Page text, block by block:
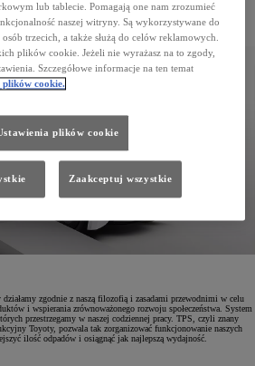
Toyota dąży do podniesienia jakości i dostępności
nowe możliwości dla wszystkich ludzi i wspierać zrównoważone
zgodnie z naszą filozofią i zasadami przewodnimi w celu
i wspierania zrównoważonego rozwoju społeczeństwa. System
przestrzegamy w naszej codziennej pracy. TPS, czyli znany
Toyoty, pozwala tak zorganizować funkcjonowanie naszych
ilość odpadów i osiągnąć jak najlepszą wydajność.
lub tablecie. Pomagają one nam zrozumieć
naszej witryny. Są wykorzystywane do
trzecich, a także służą do celów reklamowych.
plików cookie. Jeżeli nie wyrażasz na to zgody,
Szczegółowe informacje na ten temat
plików cookie.
plików cookie
Zaakceptuj wszystkie